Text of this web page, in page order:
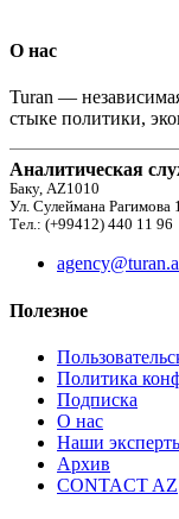
О нас
Turan —
стыке политики,
Аналитическая
Баку, AZ1010
Ул. Сулеймана Рагимова
Тел.: (+99412) 440 11 96
Полезное
Политика
Подписка
О нас
Наши
Архив
CONTACT AZ